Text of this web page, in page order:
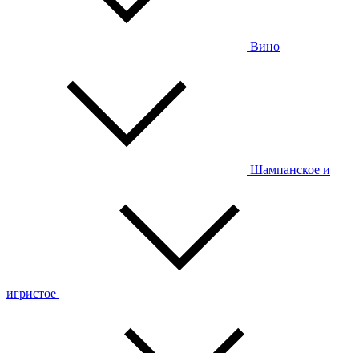
Вино
Шампанское и
игристое